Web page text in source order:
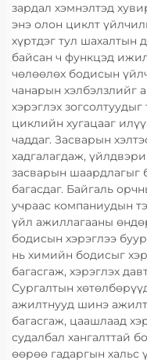
зардал хэмнэлтэд
энэ олон циклт
хүртдэг тул шахалтын
байсан ч функцэд
чөлөөлөх бодисын
чанарын хэлбэлзлийг
хэрэглэх
циклийн хугацааг
чаддаг. Засварын
хадгалагдаж,
засварын шаардлагыг
багасдаг. Байгаль
учраас компаниудын
үйл ажиллагааны
бодисын хэрэглээ
нь химийн бодисыг
багасгаж, хэрэглэх
Сургалтын
ажилтнууд шинэ
багасгаж, цаашлаад
судалбал хангалттай
өөрөө гадаргын хальс